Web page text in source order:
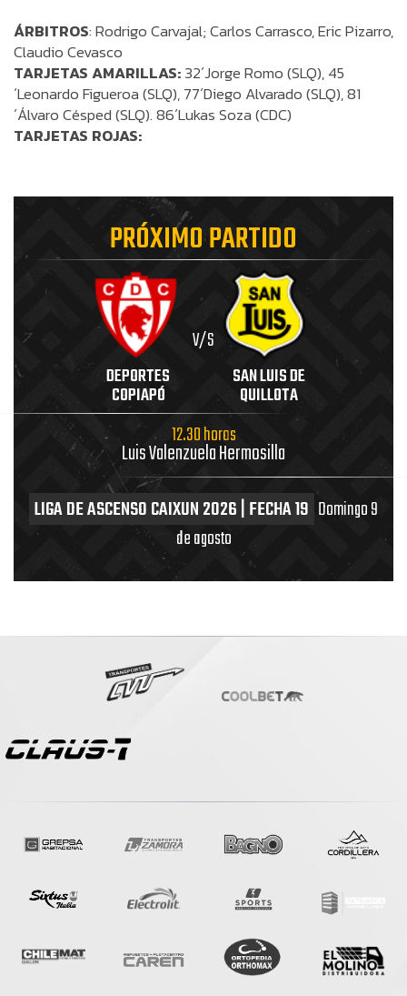
ÁRBITROS: Rodrigo Carvajal; Carlos Carrasco, Eric Pizarro,
Claudio Cevasco
TARJETAS AMARILLAS: 32´Jorge Romo (SLQ), 45
´Leonardo Figueroa (SLQ), 77´Diego Alvarado (SLQ), 81
´Álvaro Césped (SLQ). 86´Lukas Soza (CDC)
TARJETAS ROJAS:
PRÓXIMO PARTIDO
DEPORTES
COPIAPÓ
V/S
SAN LUIS DE
QUILLOTA
12.30 horas
Luis Valenzuela Hermosilla
LIGA DE ASCENSO CAIXUN 2026 | FECHA 19 Domingo 9
de agosto